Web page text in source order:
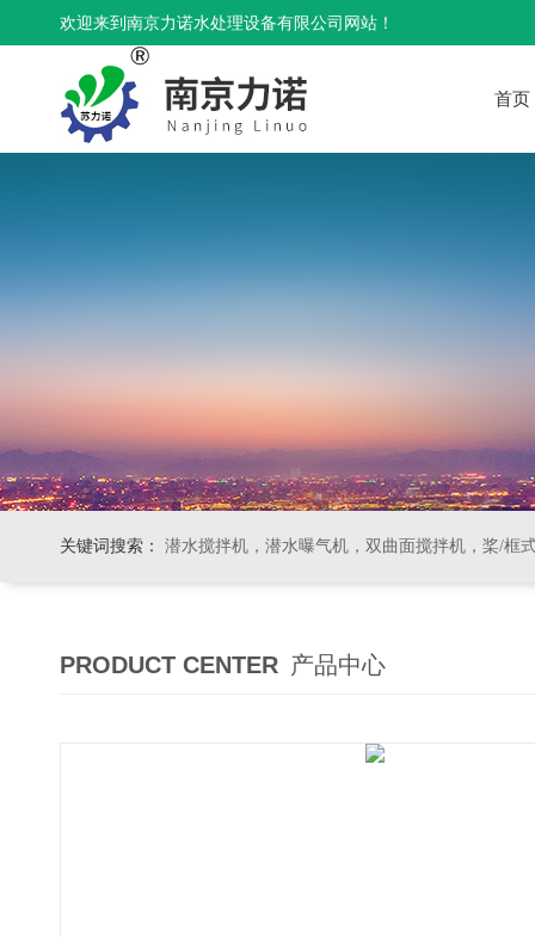
欢迎来到南京力诺水处理设备有限公司网站！
首页
关键词搜索： 潜水搅拌机，潜水曝气机，双曲面搅拌机，桨/框式搅拌
PRODUCT CENTER 产品中心